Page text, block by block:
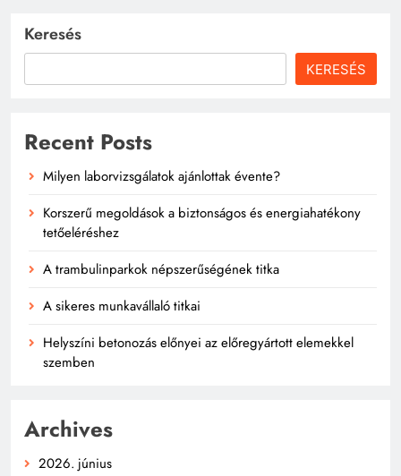
Keresés
KERESÉS
Recent Posts
Milyen laborvizsgálatok ajánlottak évente?
Korszerű megoldások a biztonságos és energiahatékony
tetőeléréshez
A trambulinparkok népszerűségének titka
A sikeres munkavállaló titkai
Helyszíni betonozás előnyei az előregyártott elemekkel
szemben
Archives
2026. június